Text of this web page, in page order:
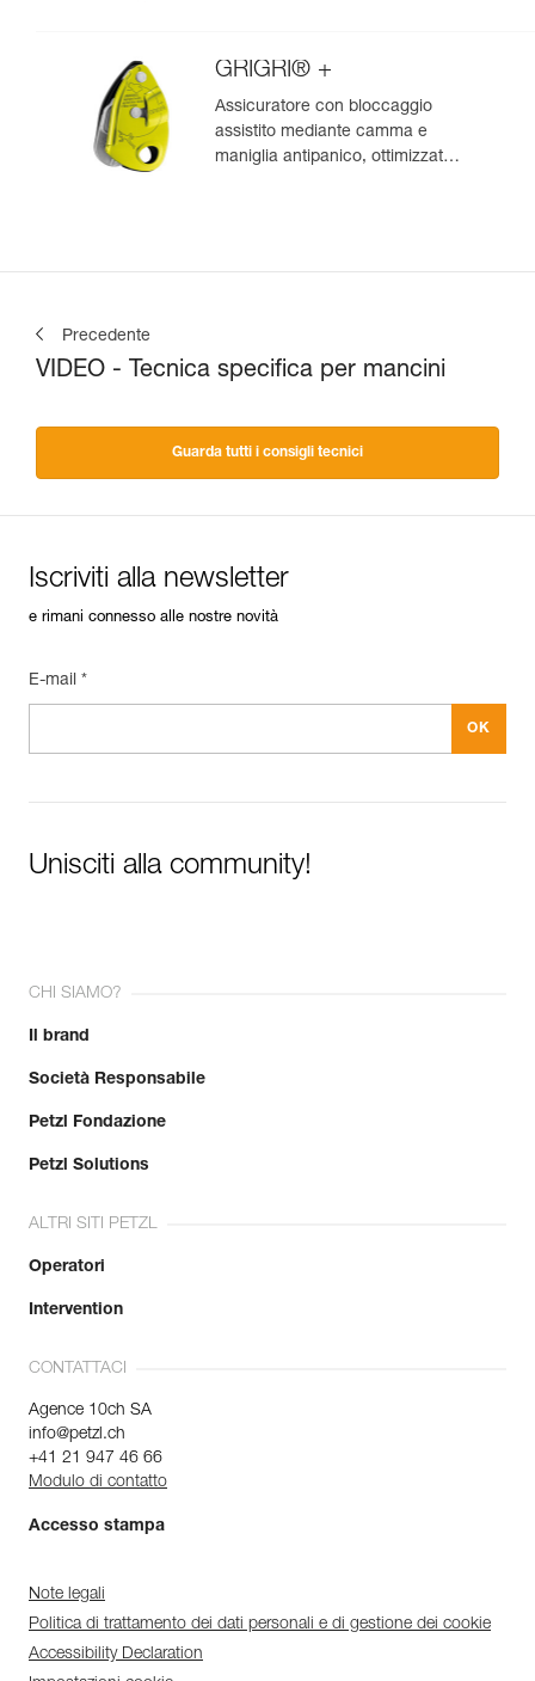
GRIGRI® +
Assicuratore con bloccaggio
assistito mediante camma e
maniglia antipanico, ottimizzato
Precedente
VIDEO - Tecnica specifica per mancini
Guarda tutti i consigli tecnici
Iscriviti alla newsletter
e rimani connesso alle nostre novità
E-mail *
Unisciti alla community!
CHI SIAMO?
Il brand
Società Responsabile
Petzl Fondazione
Petzl Solutions
ALTRI SITI PETZL
Operatori
Intervention
CONTATTACI
Agence 10ch SA
info@petzl.ch
+41 21 947 46 66
Modulo di contatto
Accesso stampa
Note legali
Politica di trattamento dei dati personali e di gestione dei cookie
Accessibility Declaration